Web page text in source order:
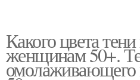
Какого цвета
женщинам 50+.
омолаживающего